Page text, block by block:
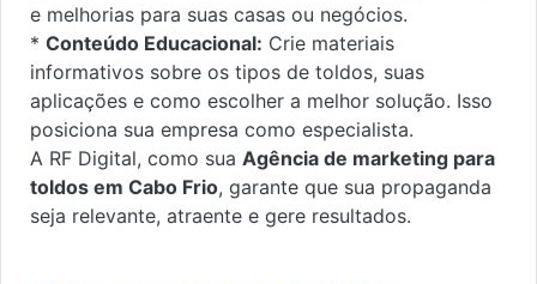
e melhorias para suas casas ou negócios.
* Conteúdo Educacional: Crie materiais
informativos sobre os tipos de toldos, suas
aplicações e como escolher a melhor solução. Isso
posiciona sua empresa como especialista.
A RF Digital, como sua Agência de marketing para
toldos em Cabo Frio, garante que sua propaganda
seja relevante, atraente e gere resultados.